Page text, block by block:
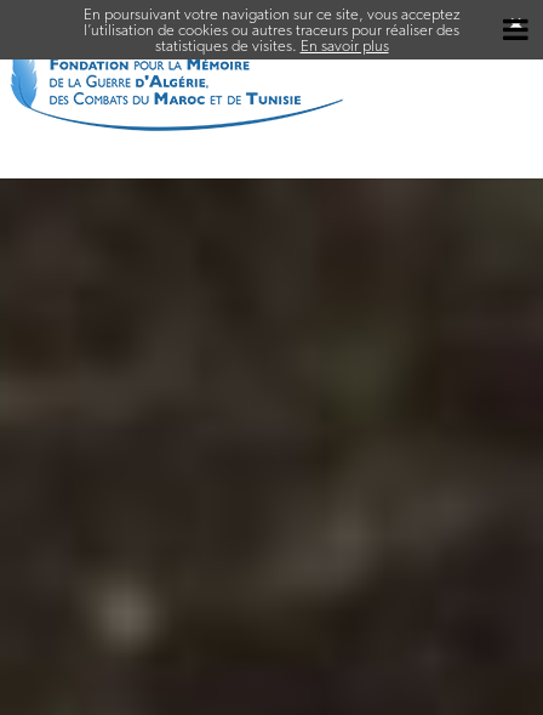
En poursuivant votre navigation sur ce site, vous acceptez
l’utilisation de cookies ou autres traceurs pour réaliser des
statistiques de visites. En savoir plus
✖